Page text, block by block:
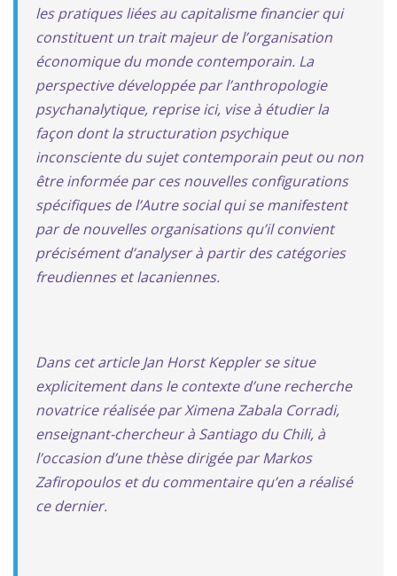
les pratiques liées au capitalisme financier qui
constituent un trait majeur de l’organisation
économique du monde contemporain. La
perspective développée par l’anthropologie
psychanalytique, reprise ici, vise à étudier la
façon dont la structuration psychique
inconsciente du sujet contemporain peut ou non
être informée par ces nouvelles configurations
spécifiques de l’Autre social qui se manifestent
par de nouvelles organisations qu’il convient
précisément d’analyser à partir des catégories
freudiennes et lacaniennes.
Dans cet article Jan Horst Keppler se situe
explicitement dans le contexte d’une recherche
novatrice réalisée par Ximena Zabala Corradi,
enseignant-chercheur à Santiago du Chili, à
l’occasion d’une thèse dirigée par Markos
Zafiropoulos et du commentaire qu’en a réalisé
ce dernier.